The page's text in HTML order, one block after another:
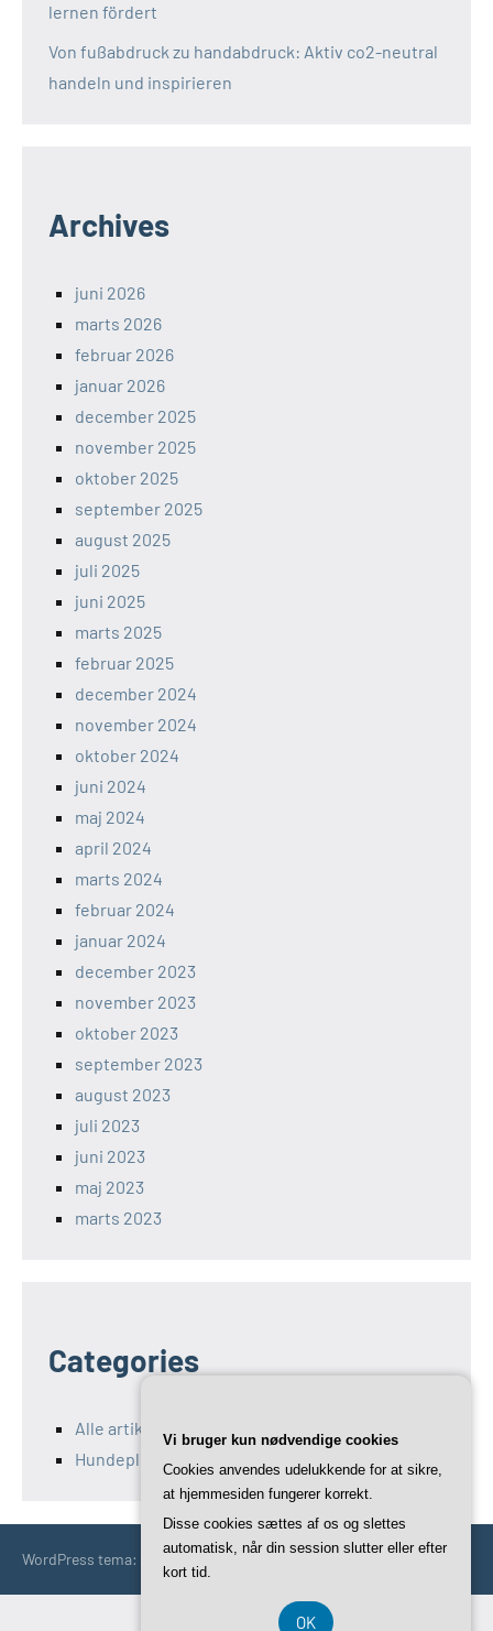
lernen fördert
Von fußabdruck zu handabdruck: Aktiv co2-neutral
handeln und inspirieren
Archives
juni 2026
marts 2026
februar 2026
januar 2026
december 2025
november 2025
oktober 2025
september 2025
august 2025
juli 2025
juni 2025
marts 2025
februar 2025
december 2024
november 2024
oktober 2024
juni 2024
maj 2024
april 2024
marts 2024
februar 2024
januar 2024
december 2023
november 2023
oktober 2023
september 2023
august 2023
juli 2023
juni 2023
maj 2023
marts 2023
Categories
Alle artikler fra holger-grand-danois.dk
Hundepleje og -sundhed
WordPress tema: Occasio by ThemeZee.
Vi bruger kun nødvendige cookies
Cookies anvendes udelukkende for at sikre,
at hjemmesiden fungerer korrekt.
Disse cookies sættes af os og slettes
automatisk, når din session slutter eller efter
kort tid.
OK